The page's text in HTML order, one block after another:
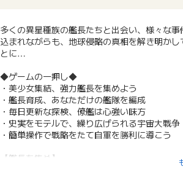
多くの異星種族の艦長たちと出会い、様々な事
込まれながらも、地球侵略の真相を解き明かし
とに…
◆ゲームの一押し◆
・美少女集結、強力艦長を集めよう
・艦長育成、あなただけの艦隊を編成
・毎日更新な探検、僚艦は心強い味方
・史実をモテルで、繰り広げられる宇宙大戦争
・簡単操作で戦略をたて自軍を勝利に導こう
【艦長を集め】